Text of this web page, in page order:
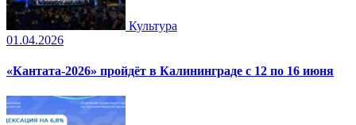
Культура
01.04.2026
«Кантата-2026» пройдёт в Калининграде с 12 по 16 июня